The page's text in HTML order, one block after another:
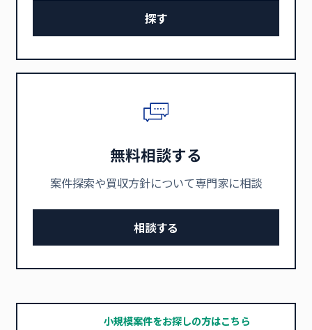
探す
無料相談する
案件探索や買収方針について専門家に相談
相談する
小規模案件をお探しの方はこちら